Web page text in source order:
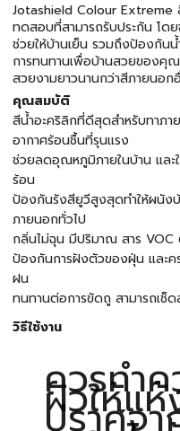
Jotashield Colour Extreme
ทดสอบที่สามารถรับประกัน โ
ช่วยให้บ้านเย็น รวมถึงป้องกัน
การทนทานเพื่อบ้านสวยของ
สวยงามยาวนานกว่าสีภายนอก
คุณสมบัติ
สีน้ำอะคริลิกที่ดีสุดสําหรับทาภา
อากาศร้อนชื้นที่รุนแรง
ช่วยลดอุณหภูมิภายในบ้าน และ
ร้อน
ป้องกันรังสียูวีสูงสุดทําให้ผนัง
ภายนอกทั่วไป
กลิ่นไม่ฉุน มีปริมาณ สาร VOC
ป้องกันการฝังตัวของฝุ่น และค
ฝน
ทนทานต่อการขัดถู สามารถเช็
วิธีใช้งาน
ควรทำ
ผิวให้แ
ปราศจ